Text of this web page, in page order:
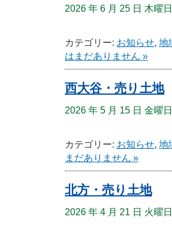
2026 年 6 月 25 日 木曜日
カテゴリー: お知らせ, 地
はまだありません »
西大谷・売り土地
2026 年 5 月 15 日 金曜日
カテゴリー: お知らせ, 地
まだありません »
北方・売り土地
2026 年 4 月 21 日 火曜日